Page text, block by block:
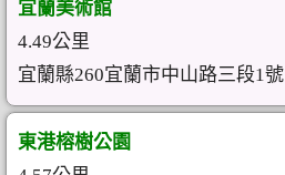
宜蘭美術館
4.49公里
宜蘭縣260宜蘭市中山路三段1號
東港榕樹公園